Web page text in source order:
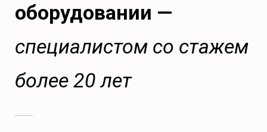
оборудовании —
специалистом со стажем
более 20 лет